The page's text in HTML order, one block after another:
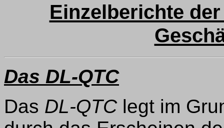
Einzelberichte
Das DL-QTC
Das DL-QTClegt im